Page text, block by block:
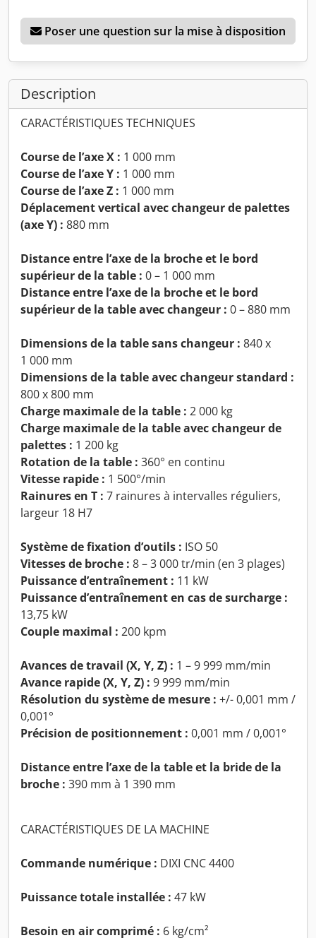
Poser une question sur la mise à disposition
Description
CARACTÉRISTIQUES TECHNIQUES
Course de l’axe X : 1 000 mm
Course de l’axe Y : 1 000 mm
Course de l’axe Z : 1 000 mm
Déplacement vertical avec changeur de palettes
(axe Y) : 880 mm
Distance entre l’axe de la broche et le bord
supérieur de la table : 0 – 1 000 mm
Distance entre l’axe de la broche et le bord
supérieur de la table avec changeur : 0 – 880 mm
Dimensions de la table sans changeur : 840 x
1 000 mm
Dimensions de la table avec changeur standard :
800 x 800 mm
Charge maximale de la table : 2 000 kg
Charge maximale de la table avec changeur de
palettes : 1 200 kg
Rotation de la table : 360° en continu
Vitesse rapide : 1 500°/min
Rainures en T : 7 rainures à intervalles réguliers,
largeur 18 H7
Système de fixation d’outils : ISO 50
Vitesses de broche : 8 – 3 000 tr/min (en 3 plages)
Puissance d’entraînement : 11 kW
Puissance d’entraînement en cas de surcharge :
13,75 kW
Couple maximal : 200 kpm
Avances de travail (X, Y, Z) : 1 – 9 999 mm/min
Avance rapide (X, Y, Z) : 9 999 mm/min
Résolution du système de mesure : +/- 0,001 mm /
0,001°
Précision de positionnement : 0,001 mm / 0,001°
Distance entre l’axe de la table et la bride de la
broche : 390 mm à 1 390 mm
CARACTÉRISTIQUES DE LA MACHINE
Commande numérique : DIXI CNC 4400
Puissance totale installée : 47 kW
Besoin en air comprimé : 6 kg/cm²